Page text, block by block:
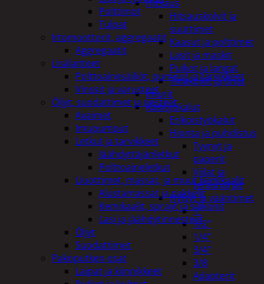
Hitsaus
Hitsauskolvit ja
suuttimet
Kaasut ja polttimet
Lasit ja maskit
Puikot ja langat
Tinakolvit ja tinat
Imurit
Käsityökalut
Erikoistyökalut
Hionta ja puhdistus
Tyynyt ja
paperit
Viilat ja
teräsharjat
Hylsyt ja vääntimet
1"
1/2"
1/4"
3/4"
3/8
Adapterit
Polttimot
Tulpat
Irtomoottorit, aggregaatit
Aggregaatit
Lisälaitteet
Polttoainesäiliöt, pumput ja tarvikkeet
Vinssit ja varusteet
Öljyt, suodattimet ja nesteet
Avaimet
Imupumput
Letkut ja tarvikkeet
Jäähdyttäjänletkut
Polttoaineletkut
Liuottimet, massat, ja muut kemikaalit
Alustamassat ja pakkelit
Kemikaalit, sprayt ja silikonit
Lasi ja jäähdytinnesteet
Öljyt
Suodattimet
Pakoputken osat
Laipat ja kiinnikkeet